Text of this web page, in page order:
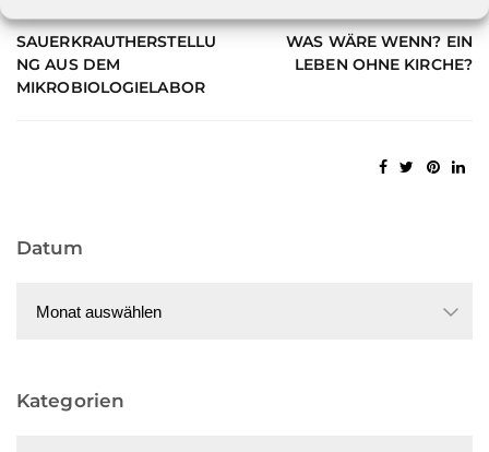
SAUERKRAUTHERSTELLU
NG AUS DEM
MIKROBIOLOGIELABOR
WAS WÄRE WENN? EIN
LEBEN OHNE KIRCHE?
Datum
Kategorien